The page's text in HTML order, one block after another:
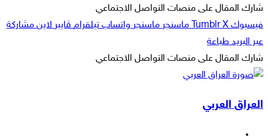
إلكترونيا
شارك المقال على منصات التواصل الاجتماعي
فيسبوك ‫X ماسنجر ماسنجر واتساب تيلقرام ڤايبر لاين مشاركة
عبر البريد طباعة
شارك المقال على منصات التواصل الاجتماعي
فيسبوك
‫X
ماسنجر
ماسنجر
واتساب
تيلقرام
ڤايبر
لاين
مشاركة
البريد
طباعة
العراق العربي